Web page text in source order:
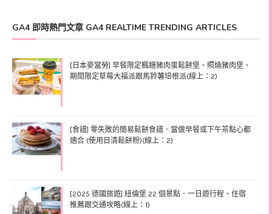
GA4 即時熱門文章 GA4 REALTIME TRENDING ARTICLES
[日本麥當勞] 早餐限定楓糖豬肉蛋鬆餅堡、照燒豬肉堡、
期間限定草莓大福派跟馬鈴薯培根派(線上：2)
[食譜] 零失敗的簡易鬆餅食譜．當做早餐或下午茶點心都
適合 (使用日清鬆餅粉)(線上：2)
[2025 德國旅遊] 紐倫堡 22 個景點．一日遊行程、住宿
推薦跟交通攻略(線上：1)